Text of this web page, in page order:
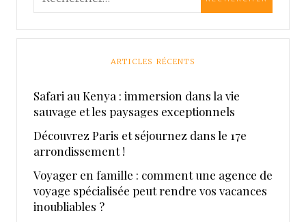
ARTICLES RÉCENTS
Safari au Kenya : immersion dans la vie
sauvage et les paysages exceptionnels
Découvrez Paris et séjournez dans le 17e
arrondissement !
Voyager en famille : comment une agence de
voyage spécialisée peut rendre vos vacances
inoubliables ?